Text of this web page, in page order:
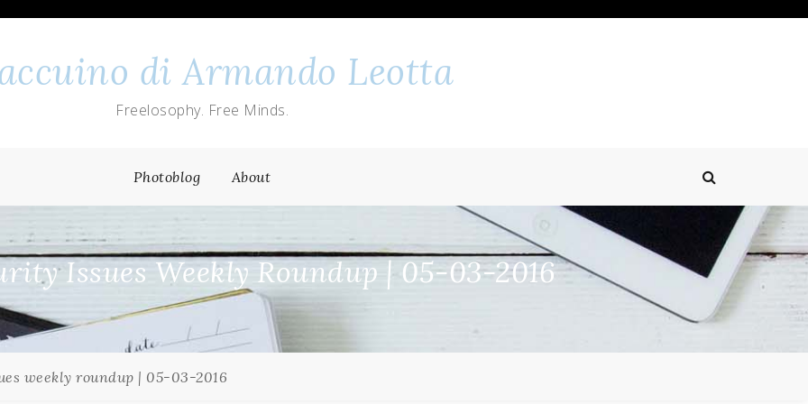
di Armando Leotta
Freelosophy. Free Minds.
Photoblog About
Issues Weekly Roundup | 05-03-2016
weekly roundup | 05-03-2016